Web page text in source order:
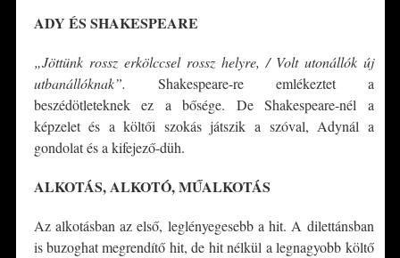
ADY ÉS SHAKESPEARE
„Jöttünk rossz erkölccsel rossz helyre, / Volt utonállók új
utbanállóknak”. Shakespeare-re emlékeztet a
beszédötleteknek ez a bősége. De Shakespeare-nél a
képzelet és a költői szokás játszik a szóval, Adynál a
gondolat és a kifejező-düh.
ALKOTÁS, ALKOTÓ, MŰALKOTÁS
Az alkotásban az első, leglényegesebb a hit. A dilettánsban
is buzoghat megrendítő hit, de hit nélkül a legnagyobb költő